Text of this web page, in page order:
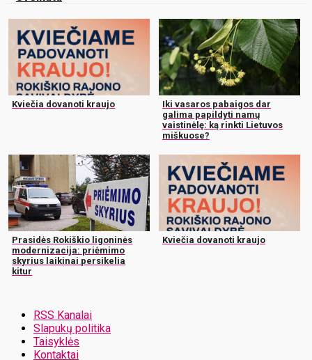
Kviečia dovanoti kraujo
Iki vasaros pabaigos dar
galima papildyti namų
vaistinėlę: ką rinkti Lietuvos
miškuose?
Prasidės Rokiškio ligoninės
modernizacija: priėmimo
skyrius laikinai persikelia
kitur
Kviečia dovanoti kraujo
RSS Kanalai
Slapukų politika
Taisyklės
Kontaktai